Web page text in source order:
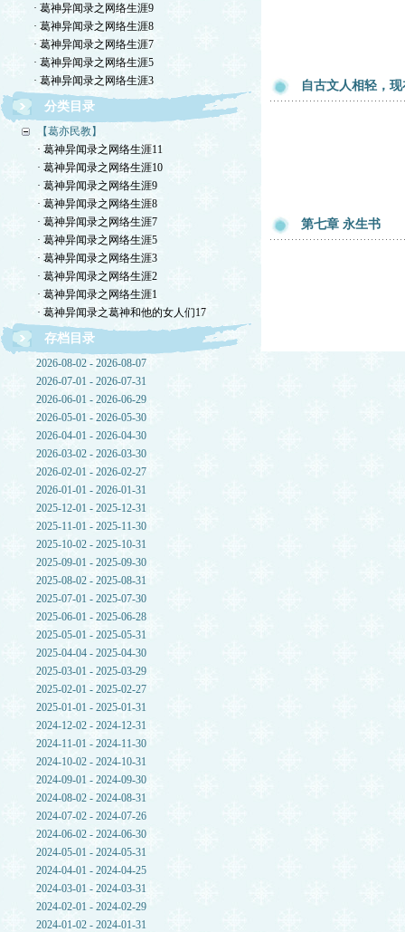
· 葛神异闻录之网络生涯9
· 葛神异闻录之网络生涯8
· 葛神异闻录之网络生涯7
· 葛神异闻录之网络生涯5
· 葛神异闻录之网络生涯3
分类目录
【葛亦民教】
· 葛神异闻录之网络生涯11
· 葛神异闻录之网络生涯10
· 葛神异闻录之网络生涯9
· 葛神异闻录之网络生涯8
· 葛神异闻录之网络生涯7
· 葛神异闻录之网络生涯5
· 葛神异闻录之网络生涯3
· 葛神异闻录之网络生涯2
· 葛神异闻录之网络生涯1
· 葛神异闻录之葛神和他的女人们17
存档目录
2026-08-02 - 2026-08-07
2026-07-01 - 2026-07-31
2026-06-01 - 2026-06-29
2026-05-01 - 2026-05-30
2026-04-01 - 2026-04-30
2026-03-02 - 2026-03-30
2026-02-01 - 2026-02-27
2026-01-01 - 2026-01-31
2025-12-01 - 2025-12-31
2025-11-01 - 2025-11-30
2025-10-02 - 2025-10-31
2025-09-01 - 2025-09-30
2025-08-02 - 2025-08-31
2025-07-01 - 2025-07-30
2025-06-01 - 2025-06-28
2025-05-01 - 2025-05-31
2025-04-04 - 2025-04-30
2025-03-01 - 2025-03-29
2025-02-01 - 2025-02-27
2025-01-01 - 2025-01-31
2024-12-02 - 2024-12-31
2024-11-01 - 2024-11-30
2024-10-02 - 2024-10-31
2024-09-01 - 2024-09-30
2024-08-02 - 2024-08-31
2024-07-02 - 2024-07-26
2024-06-02 - 2024-06-30
2024-05-01 - 2024-05-31
2024-04-01 - 2024-04-25
2024-03-01 - 2024-03-31
2024-02-01 - 2024-02-29
2024-01-02 - 2024-01-31
自古文人相轻，
第七章 永生书